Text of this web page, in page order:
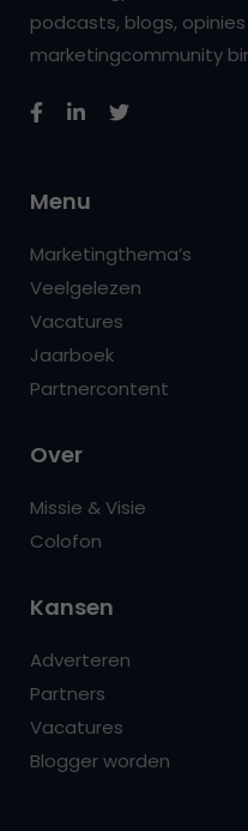
podcasts, blogs,
marketingcommunity
Menu
Marketingthema’s
Veelgelezen
Vacatures
Jaarboek
Partnercontent
Over
Missie & Visie
Colofon
Kansen
Adverteren
Partners
Vacatures
Blogger worden